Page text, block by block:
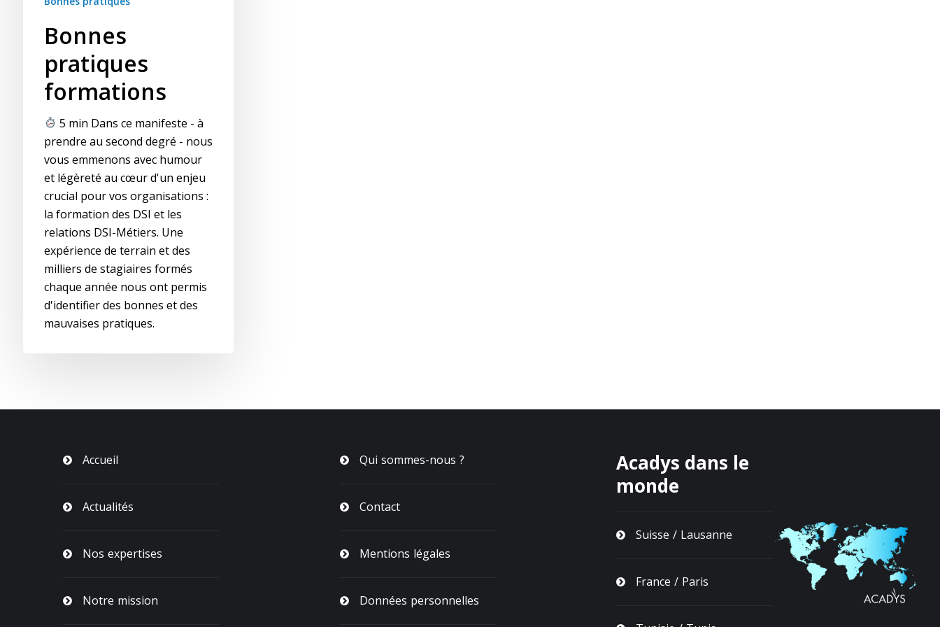
Bonnes
pratiques
formations
5 min Dans ce manifeste - à
prendre au second degré - nous
vous emmenons avec humour
et légèreté au cœur d'un enjeu
crucial pour vos organisations :
la formation des DSI et les
relations DSI-Métiers. Une
expérience de terrain et des
milliers de stagiaires formés
chaque année nous ont permis
d'identifier des bonnes et des
mauvaises pratiques.
Accueil
Actualités
Nos expertises
Notre mission
Qui sommes-nous ?
Contact
Mentions légales
Données personnelles
Acadys dans le
monde
Suisse / Lausanne
France / Paris